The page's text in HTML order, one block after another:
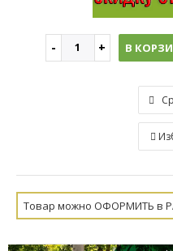
В
Товар можно ОФОРМИТЬ в